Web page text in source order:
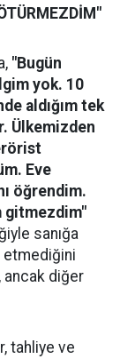
"Bugün
yok. 10
aldığım tek
Ülkemizden
Eve
öğrendim.
gitmezdim"
sanığa
etmediğini
ancak diğer
tahliye ve